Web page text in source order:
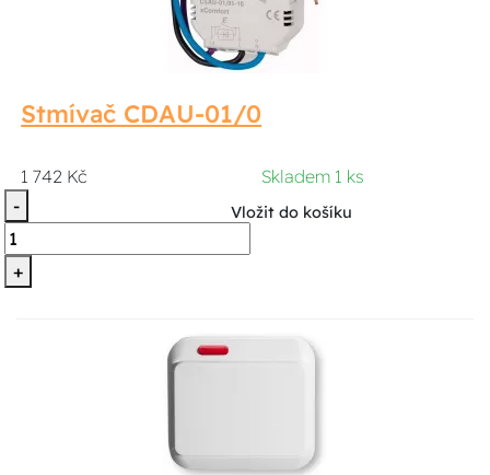
Stmívač CDAU-01/0
1 742 Kč
Skladem 1 ks
-
+
Vložit do košíku